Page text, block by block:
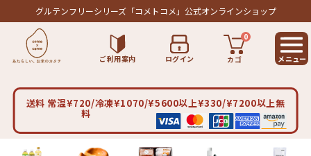
グルテンフリーシリーズ「コメトコメ」公式オンラインショップ
ご利用案内 ログイン カゴ
0
送料 常温¥720/冷凍¥1070/¥5600以上¥330/¥7200以上無
料